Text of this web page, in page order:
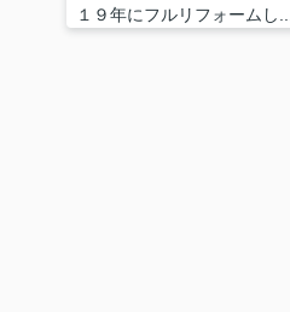
１９年にフルリフォームし...